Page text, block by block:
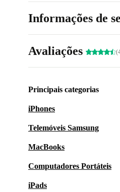
Informações de
Avaliações
Principais categorias
iPhones
Telemóveis Samsung
MacBooks
Computadores Portáteis
iPads